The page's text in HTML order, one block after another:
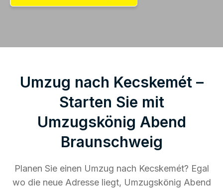
Umzug nach Kecskemét –
Starten Sie mit
Umzugskönig Abend
Braunschweig
Planen Sie einen Umzug nach Kecskemét? Egal
wo die neue Adresse liegt, Umzugskönig Abend